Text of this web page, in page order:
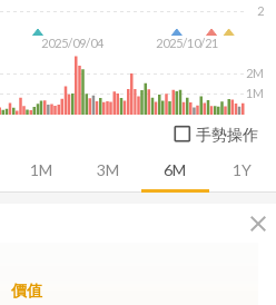
1M 3M 6M 1Y
2025/09/04 2025/10/21
2
1M
2M
手勢操作
close
價值